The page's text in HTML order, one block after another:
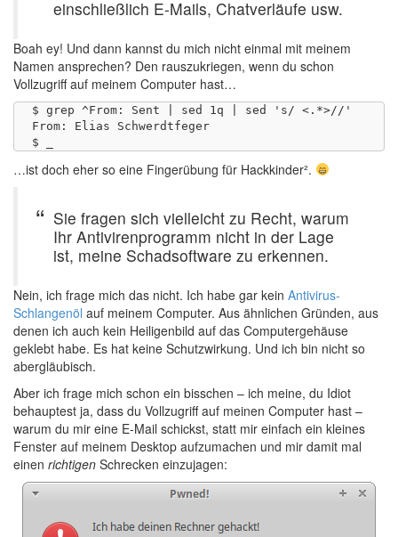
einschließlich E-Mails, Chatverläufe usw.
Boah ey! Und dann kannst du mich nicht einmal mit meinem
Namen ansprechen? Den rauszukriegen, wenn du schon
Vollzugriff auf meinem Computer hast…
$ grep ^From: Sent | sed 1q | sed 's/ <.*>//'
From: Elias Schwerdtfeger
…ist doch eher so eine Fingerübung für Hackkinder².
Sie fragen sich vielleicht zu Recht, warum
Ihr Antivirenprogramm nicht in der Lage
ist, meine Schadsoftware zu erkennen.
Nein, ich frage mich das nicht. Ich habe gar kein Antivirus-
Schlangenöl auf meinem Computer. Aus ähnlichen Gründen, aus
denen ich auch kein Heiligenbild auf das Computergehäuse
geklebt habe. Es hat keine Schutzwirkung. Und ich bin nicht so
abergläubisch.
Aber ich frage mich schon ein bisschen – ich meine, du Idiot
behauptest ja, dass du Vollzugriff auf meinen Computer hast –
warum du mir eine E-Mail schickst, statt mir einfach ein kleines
Fenster auf meinem Desktop aufzumachen und mir damit mal
einen richtigen Schrecken einzujagen: